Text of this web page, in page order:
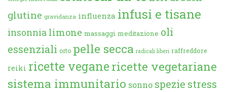
glutine gravidanza influenza infusi e tisane
insonnia limone massaggi meditazione oli
essenziali orto pelle secca radicali liberi raffreddore
reiki ricette veganericette vegetariane
sistema immunitario sonno spezie stress